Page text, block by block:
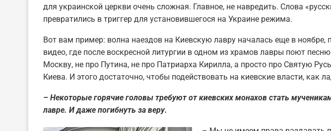
для украинской церкви очень сложная. Главное, не навредить. Слова
превратились в триггер для установившегося на Украине режима.
Вот вам пример: волна наездов на Киевскую лавру началась еще в ноябре,
видео, где после воскресной литургии в одном из храмов лавры поют
Москву, не про Путина, не про Патриарха Кирилла, а просто про Святую
Киева. И этого достаточно, чтобы подействовать на киевские власти, как
– Некоторые горячие головы требуют от киевских монахов стать
лавре. И даже погибнуть за веру.